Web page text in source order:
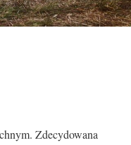
Zdecydowana